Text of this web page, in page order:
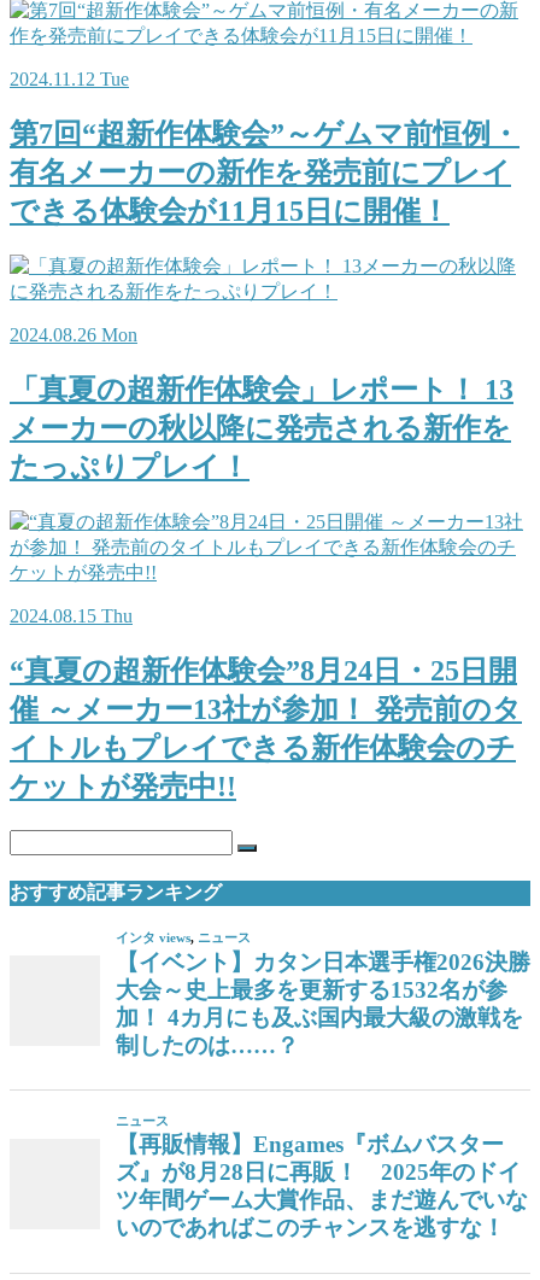
2024.11.12 Tue
第7回“超新作体験会”～ゲムマ前恒例・
有名メーカーの新作を発売前にプレイ
できる体験会が11月15日に開催！
2024.08.26 Mon
「真夏の超新作体験会」レポート！ 13
メーカーの秋以降に発売される新作を
たっぷりプレイ！
2024.08.15 Thu
“真夏の超新作体験会”8月24日・25日開
催 ～メーカー13社が参加！ 発売前のタ
イトルもプレイできる新作体験会のチ
ケットが発売中!!
おすすめ記事ランキング
インタ views, ニュース
【イベント】カタン日本選手権2026決勝
大会～史上最多を更新する1532名が参
加！ 4カ月にも及ぶ国内最大級の激戦を
制したのは……？
ニュース
【再販情報】Engames『ボムバスター
ズ』が8月28日に再販！ 2025年のドイ
ツ年間ゲーム大賞作品、まだ遊んでいな
いのであればこのチャンスを逃すな！